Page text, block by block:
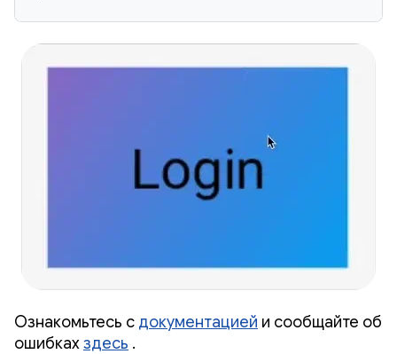
Ознакомьтесь с документацией и сообщайте об
ошибкахздесь .